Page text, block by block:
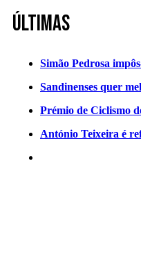
Últimas
Simão Pedrosa
Sandinenses quer
Prémio de Ciclismo
António Teixeira é